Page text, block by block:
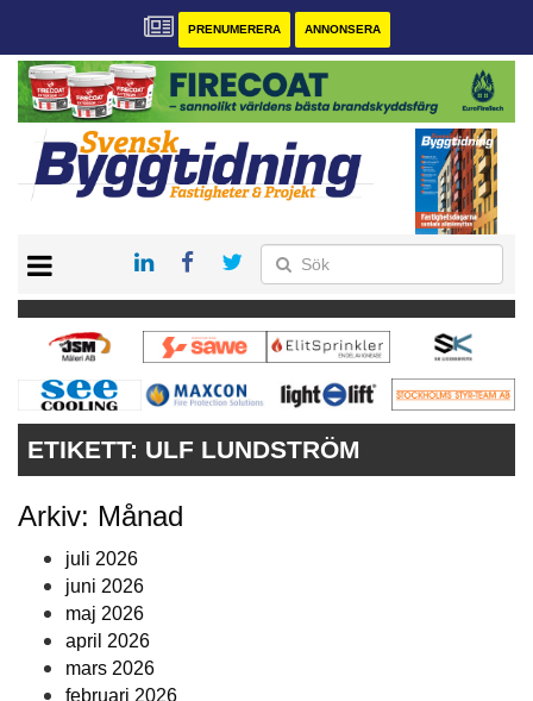
PRENUMERERA ANNONSERA
PRENUMERERA
VÅRA ANDRA MAGASIN
ANNONSERA
KONTAKT
ETIKETT: ULF LUNDSTRÖM
Arkiv: Månad
juli 2026
juni 2026
maj 2026
april 2026
mars 2026
februari 2026